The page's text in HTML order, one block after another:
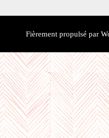
Fièrement propulsé par